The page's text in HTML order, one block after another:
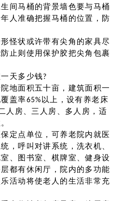
间马桶的背景墙色要与马桶
人准确把握马桶的位置，防
怪状或许带有尖角的家具尽
止则使用保护胶把尖角包裹
天多少钱?
地面积五十亩，建筑面积一
盖率65%以上，设有养老床
人房、三人房、多人房，适
定点单位，可养老院内就医
，呼叫对讲系统，洗衣机、
、图书室、棋牌室、健身设
都有休闲厅，院内的多功能
活动将使老人的生活非常充